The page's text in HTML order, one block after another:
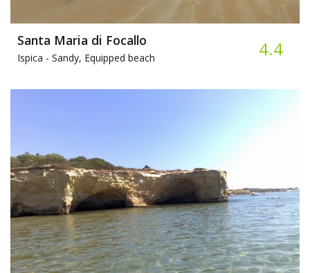
Santa Maria di Focallo
Ispica - Sandy, Equipped beach 4.4